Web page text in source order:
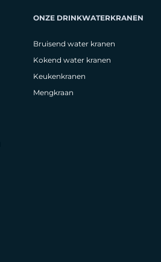
ONZE DRINKWATERKRANEN
Bruisend water kranen
Kokend water kranen
Keukenkranen
Mengkraan